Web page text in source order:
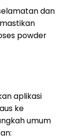
dan
powder
aplikasi
ke
umum